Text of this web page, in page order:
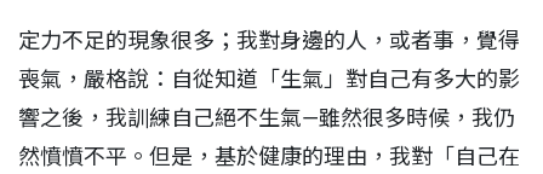
定力不足的現象很多；我對身邊的人，或者事，覺得
喪氣，嚴格說：自從知道「生氣」對自己有多大的影
響之後，我訓練自己絕不生氣—雖然很多時候，我仍
然憤憤不平。但是，基於健康的理由，我對「自己在